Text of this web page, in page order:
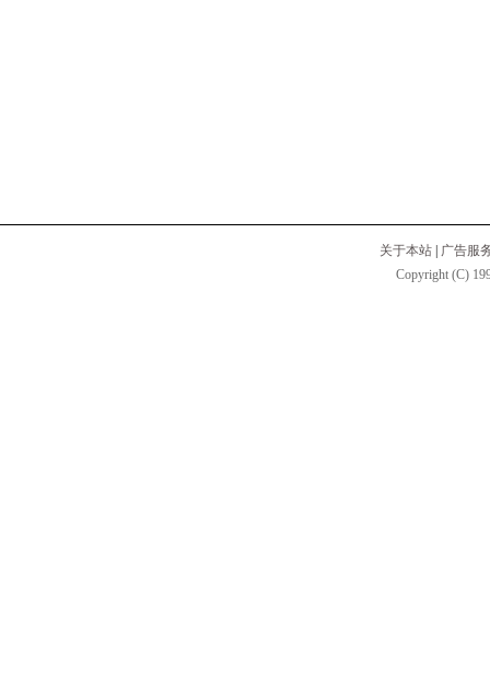
关于本站
广告服
Copyright (C)